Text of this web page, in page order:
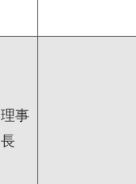
理事
長